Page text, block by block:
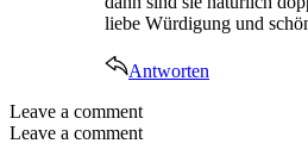
liebe Würdigung und
Antworten
Leave a comment
Leave a comment